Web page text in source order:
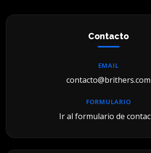
Contacto
EMAIL
contacto@brithers.com
FORMULARIO
Ir al formulario de